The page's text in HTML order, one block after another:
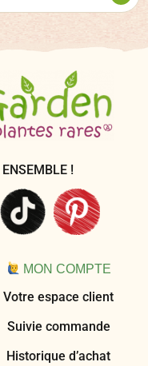
ENSEMBLE !
MON COMPTE
Votre espace client
Suivie commande
Historique d’achat